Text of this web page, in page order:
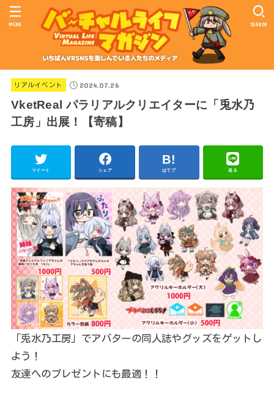
SEARCH
MENU
リアルイベント 2024.07.26
VketReal パラリアルクリエイターに「兎水乃
工房」出展！【寄稿】
ツイート シェア はてブ 送る
「兎水乃工房」でアバターの同人誌やグッズをゲットし
よう！
友達へのプレゼントにも最適！！